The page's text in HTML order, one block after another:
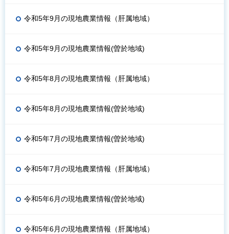
令和5年9月の現地農業情報（肝属地域）
令和5年9月の現地農業情報(曽於地域)
令和5年8月の現地農業情報（肝属地域）
令和5年8月の現地農業情報(曽於地域)
令和5年7月の現地農業情報(曽於地域)
令和5年7月の現地農業情報（肝属地域）
令和5年6月の現地農業情報(曽於地域)
令和5年6月の現地農業情報（肝属地域）